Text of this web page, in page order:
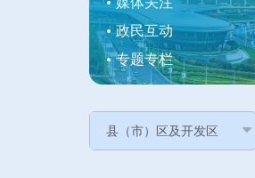
政民互动
专题专栏